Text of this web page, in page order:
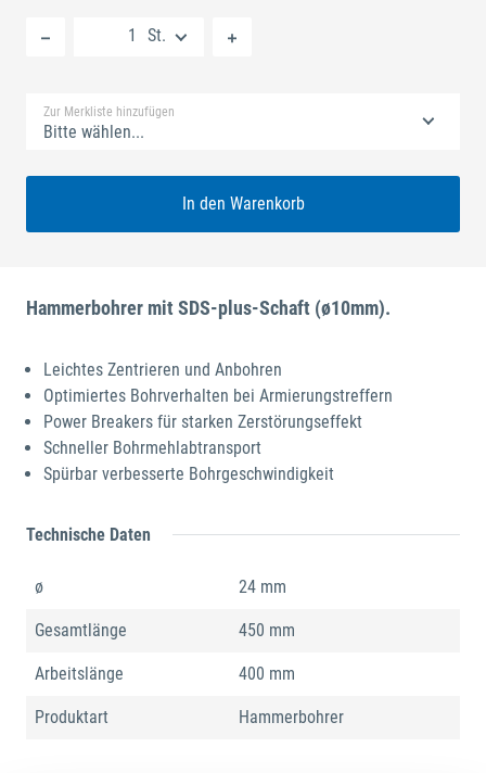
St.
Zur Merkliste hinzufügen
Bitte wählen...
In den Warenkorb
Hammerbohrer mit SDS-plus-Schaft (ø10mm).
Leichtes Zentrieren und Anbohren
Optimiertes Bohrverhalten bei Armierungstreffern
Power Breakers für starken Zerstörungseffekt
Schneller Bohrmehlabtransport
Spürbar verbesserte Bohrgeschwindigkeit
Technische Daten
ø 24 mm
Gesamtlänge 450 mm
Arbeitslänge 400 mm
Produktart Hammerbohrer